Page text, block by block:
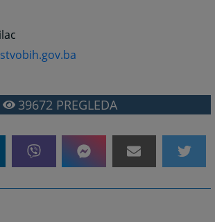
39672 PREGLEDA